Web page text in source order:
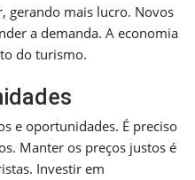
gerando mais lucro. Novos
a demanda. A economia
do turismo.
e oportunidades. É preciso
Manter os preços justos é
Investir em